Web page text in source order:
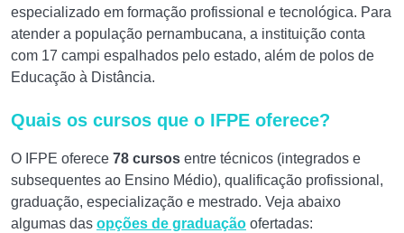
especializado em formação profissional e tecnológica. Para
atender a população pernambucana, a instituição conta
com 17 campi espalhados pelo estado, além de polos de
Educação à Distância.
Quais os cursos que o IFPE oferece?
O IFPE oferece 78 cursos entre técnicos (integrados e
subsequentes ao Ensino Médio), qualificação profissional,
graduação, especialização e mestrado. Veja abaixo
algumas das opções de graduação ofertadas: